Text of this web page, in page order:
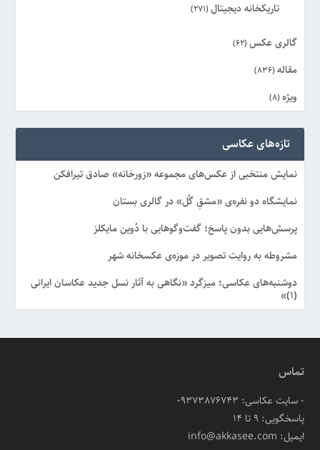
تاریکخانه دیجیتال (271)
گالری عکس (62)
مقاله (836)
ویژه (8)
تازه‌های عکاسی
نمایش منتخبی از عکس‌های مجموعه «زورخانه» صادق تیرافکن
نمایشگاه دو نفره‌ی «مشقِ گُل» در گالری بستان
پرسش‌هایی بدون پاسخ؛ گفت‌وگوهایی با دُوین مایکلز
مشروطه به روایت تصویر در موزه‌ی عکسخانه شهر
دوشنبه‌های عکاسی؛ میزگرد «نگاهی به آثار نسل جدید عکاسان ایرانی
(۱)»
تماس
- سایت عکاسی: 09373876743
پاسخگویی: ۹ تا ۱۴
ایمیل: info@akkasee.com